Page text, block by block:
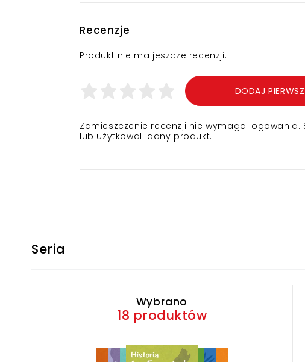
Recenzje
Produkt nie ma jeszcze recenzji.
DODAJ
Zamieszczenie recenzji nie wymaga
lub użytkowali dany produkt.
Seria
Wybrano
18 produktów